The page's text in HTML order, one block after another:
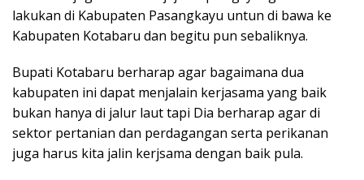
lakukan di Kabupaten Pasangkayu untun di bawa ke
Kabupaten Kotabaru dan begitu pun sebaliknya.
Bupati Kotabaru berharap agar bagaimana dua
kabupaten ini dapat menjalain kerjasama yang baik
bukan hanya di jalur laut tapi Dia berharap agar di
sektor pertanian dan perdagangan serta perikanan
juga harus kita jalin kerjsama dengan baik pula.